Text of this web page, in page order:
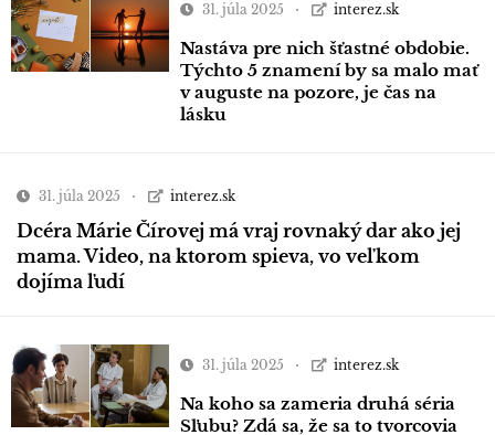
31. júla 2025 interez.sk
Nastáva pre nich šťastné obdobie.
Týchto 5 znamení by sa malo mať
v auguste na pozore, je čas na
lásku
31. júla 2025 interez.sk
Dcéra Márie Čírovej má vraj rovnaký dar ako jej
mama. Video, na ktorom spieva, vo veľkom
dojíma ľudí
31. júla 2025 interez.sk
Na koho sa zameria druhá séria
Sľubu? Zdá sa, že sa to tvorcovia